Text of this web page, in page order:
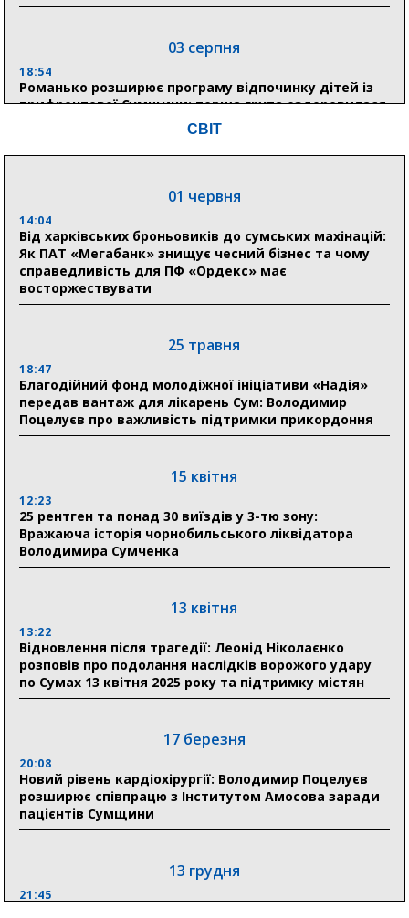
03 серпня
18:54
Романько розширює програму відпочинку дітей із
прифронтової Сумщини: перша група оздоровилася
18:30
відновлення житла майже на 6,6 млн грн
31 липня
21:01
До 19 400 гривень на паливо: Пенсійний фонд
Сумщини пояснив, як отримати допомогу на зиму
«Укрексімбанк» припиняє виплату пенсій: у
Пенсійному фонді Сумщини пояснили, що робити
людям
11:00
30 липня
19:38
Сумська клінічна лікарня Святого Пантелеймона
Олексій Романько долучився до обговорення Плану
стійкості Сумщини з Прем’єр-міністром
18:11
Місто посилює міжнародну співпрацю: Суми
СВІТ
01 червня
14:04
Від харківських броньовиків до сумських махінацій:
Як ПАТ «Мегабанк» знищує чесний бізнес та чому
справедливість для ПФ «Ордекс» має
восторжествувати
25 травня
18:47
Благодійний фонд молодіжної ініціативи «Надія»
передав вантаж для лікарень Сум: Володимир
Поцелуєв про важливість підтримки прикордоння
15 квітня
12:23
25 рентген та понад 30 виїздів у 3-тю зону:
Вражаюча історія чорнобильського ліквідатора
Володимира Сумченка
13 квітня
13:22
Відновлення після трагедії: Леонід Ніколаєнко
розповів про подолання наслідків ворожого удару
по Сумах 13 квітня 2025 року та підтримку містян
17 березня
20:08
Новий рівень кардіохірургії: Володимир Поцелуєв
розширює співпрацю з Інститутом Амосова заради
пацієнтів Сумщини
13 грудня
21:45